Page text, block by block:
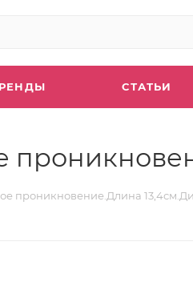
СТАТЬИ
проникновение.Длина